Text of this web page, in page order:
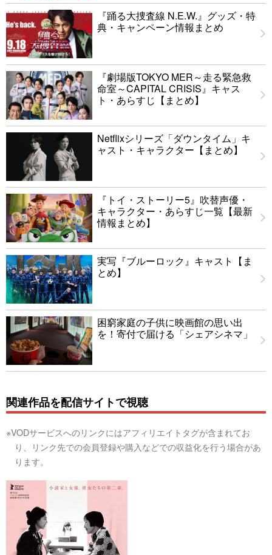
『踊る大捜査線 N.E.W.』グッズ・特
典・キャンペーン情報まとめ
『劇場版TOKYO MER～走る緊急救
命室～CAPITAL CRISIS』キャス
ト・あらすじ【まとめ】
Netflixシリーズ「ダウンタイム」キ
ャスト・キャラクター【まとめ】
『トイ・ストーリー5』吹替声優・
キャラクター・あらすじ一覧【最新
情報まとめ】
実写『ブルーロック』キャスト【ま
とめ】
困窮家庭の子供に映画館の思い出
を！寄付で届ける「シェアシネマ」
関連作品を配信サイトで視聴
※VODサービスへのリンクにはアフィリエイトタグが含まれてお
り、リンク先での会員登録や購入などでの収益化を行う場合があ
ります。